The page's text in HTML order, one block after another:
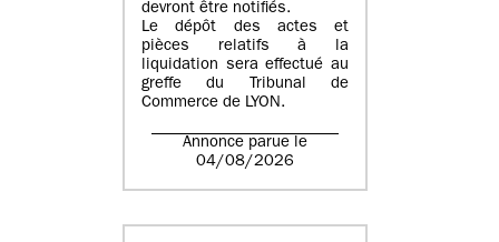
devront être notifiés.
Le dépôt des actes et
pièces relatifs à la
liquidation sera effectué au
greffe du Tribunal de
Commerce de LYON.
Annonce parue le
04/08/2026